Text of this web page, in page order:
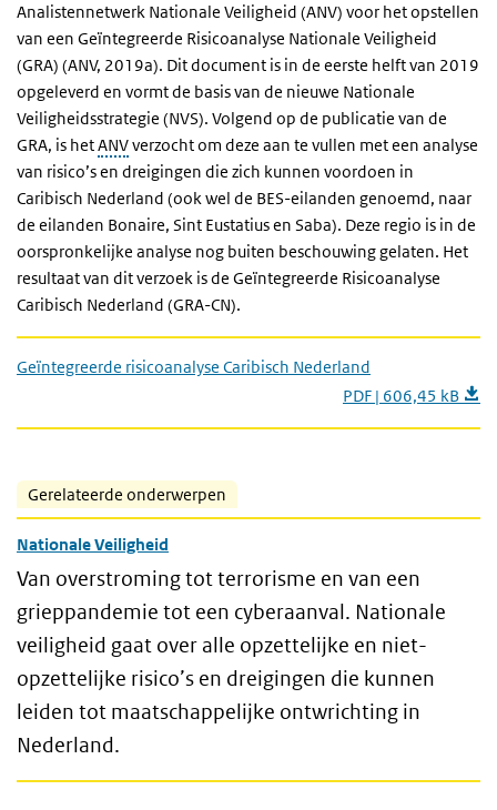
Analistennetwerk Nationale Veiligheid (ANV) voor het opstellen
van een Geïntegreerde Risicoanalyse Nationale Veiligheid
(GRA) (ANV, 2019a). Dit document is in de eerste helft van 2019
opgeleverd en vormt de basis van de nieuwe Nationale
Veiligheidsstrategie (NVS). Volgend op de publicatie van de
GRA, is hetANVverzocht om deze aan te vullen met een analyse
van risico’s en dreigingen die zich kunnen voordoen in
Caribisch Nederland (ook wel de BES-eilanden genoemd, naar
de eilanden Bonaire, Sint Eustatius en Saba). Deze regio is in de
oorspronkelijke analyse nog buiten beschouwing gelaten. Het
resultaat van dit verzoek is de Geïntegreerde Risicoanalyse
Caribisch Nederland (GRA-CN).
Geïntegreerde risicoanalyse Caribisch Nederland
PDF | 606,45 kB
Gerelateerde onderwerpen
Nationale Veiligheid
Van overstroming tot terrorisme en van een
grieppandemie tot een cyberaanval. Nationale
veiligheid gaat over alle opzettelijke en niet-
opzettelijke risico’s en dreigingen die kunnen
leiden tot maatschappelijke ontwrichting in
Nederland.